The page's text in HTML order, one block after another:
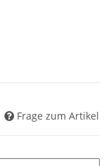
Frage zum Artikel